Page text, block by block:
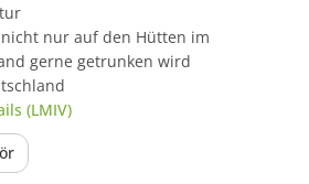
nur auf den Hütten im
gerne getrunken wird
(LMIV)